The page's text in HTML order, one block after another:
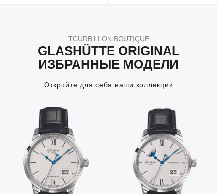
TOURBILLON BOUTIQUE
GLASHÜTTE ORIGINAL
ИЗБРАННЫЕ МОДЕЛИ
Откройте для себя наши коллекции